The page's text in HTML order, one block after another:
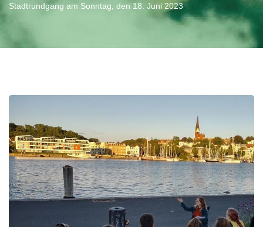
Stadtrundgang am Sonntag, den 18. Juni 2023